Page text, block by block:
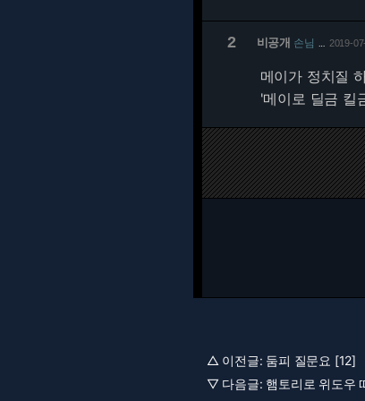
2 비공개 손님 2019-
메이가 정치질
'메이로 딜금 킬
△ 이전글: 둠피 질문요 [12]
▽ 다음글: 햄토리로 위도우